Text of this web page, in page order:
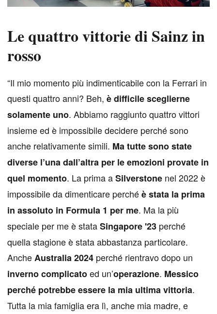
Le quattro vittorie di Sainz in
rosso
“Il mio momento più indimenticabile con la Ferrari in
questi quattro anni? Beh, è difficile sceglierne
solamente uno. Abbiamo raggiunto quattro vittori
insieme ed è impossibile decidere perché sono
anche relativamente simili. Ma tutte sono state
diverse l’una dall’altra per le emozioni provate in
quel momento. La prima aSilverstone nel 2022 è
impossibile da dimenticare perchéè stata la prima
in assoluto in Formula 1 per me. Ma la più
speciale per me è stataSingapore '23 perché
quella stagione è stata abbastanza particolare.
AncheAustralia 2024 perché rientravo dopo un
inverno complicatoed un’operazione. Messico
perché potrebbe essere la mia ultima vittoria.
Tutta la mia famiglia era lì, anche mia madre, e